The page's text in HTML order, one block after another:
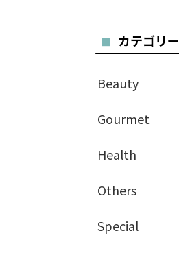
カテゴリー
Beauty
Gourmet
Health
Others
Special